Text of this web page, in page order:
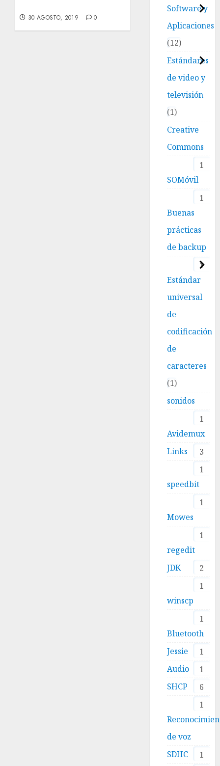
30 AGOSTO, 2019 0
Software y
Aplicaciones
12
Estándares
de video y
televisión
1
Creative
Commons
1
SOMóvil
1
Buenas
prácticas
de backup
1
Estándar
universal
de
codificación
de
caracteres
1
sonidos
1
Avidemux
3
Links
1
speedbit
1
Mowes
1
regedit
2
JDK
1
winscp
1
Bluetooth
1
Jessie
1
Audio
6
SHCP
1
de voz
1
SDHC